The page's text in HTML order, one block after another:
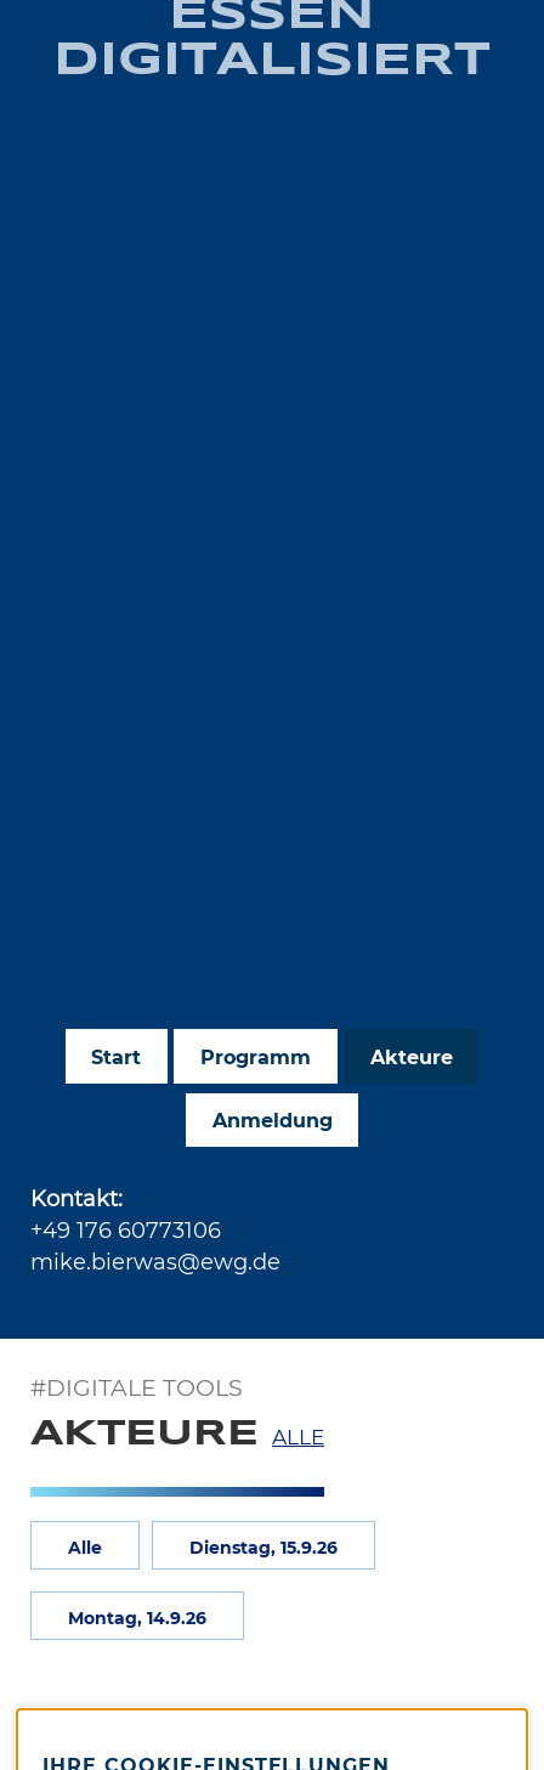
ESSEN
DIGITALISIERT
Start Programm Akteure
Anmeldung
Kontakt:
+49 176 60773106
mike.bierwas@ewg.de
#DIGITALE TOOLS
AKTEURE ALLE
Alle Dienstag, 15.9.26
Montag, 14.9.26
IHRE COOKIE-EINSTELLUNGEN